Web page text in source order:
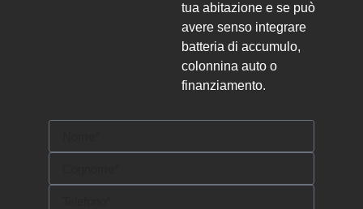
tua abitazione e se può
avere senso integrare
batteria di accumulo,
colonnina auto o
finanziamento.